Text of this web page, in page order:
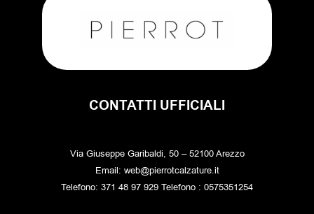
CONTATTI UFFICIALI
Via Giuseppe Garibaldi, 50 – 52100 Arezzo
Email: web@pierrotcalzature.it
Telefono: 371 48 97 929 Telefono : 0575351254